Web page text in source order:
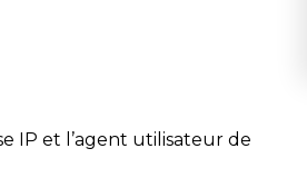
IP et l’agent utilisateur de